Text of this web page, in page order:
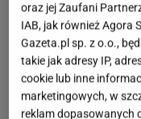
oraz jej Zaufani
IAB, jak również Agora
Gazeta.pl sp. z o.o.,
takie jak adresy IP,
cookie lub inne
marketingowych, w
reklam dopasowanych